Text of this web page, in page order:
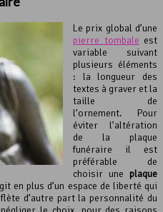
Le prix global d’une
pierre tombale est
variable suivant
plusieurs éléments
: la longueur des
textes à graver et la
taille de
l’ornement. Pour
éviter l’altération
de la plaque
funéraire il est
préférable de
choisir une plaque
en plus d’un espace de liberté qui
d’autre part la personnalité du